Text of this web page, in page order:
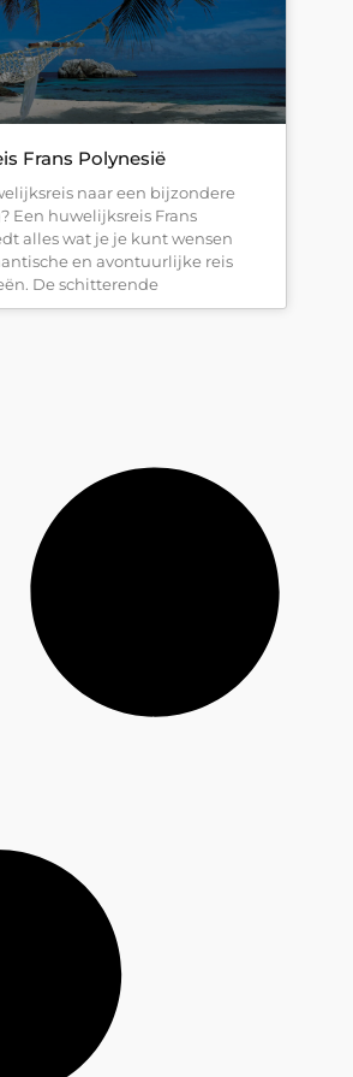
Frans Polynesië
naar een bijzondere
Een huwelijksreis Frans
alles wat je je kunt wensen
en avontuurlijke reis
De schitterende